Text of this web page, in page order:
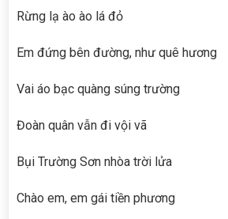
Rừng lạ ào ào lá đỏ
Em đứng bên đường, như quê hương
Vai áo bạc quàng súng trường
Đoàn quân vẫn đi vội vã
Bụi Trường Sơn nhòa trời lửa
Chào em, em gái tiền phương